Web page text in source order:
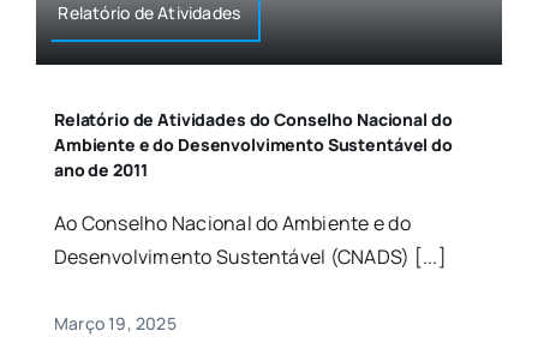
Relatório de Atividades
Relatório de Atividades do Conselho Nacional do
Ambiente e do Desenvolvimento Sustentável do
ano de 2011
Ao Conselho Nacional do Ambiente e do
Desenvolvimento Sustentável (CNADS) [...]
Março 19, 2025